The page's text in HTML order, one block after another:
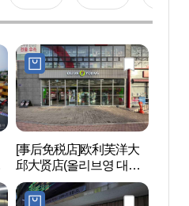
[事后免税店]欧利芙洋大
邱大贤店(올리브영 대구
대현점)